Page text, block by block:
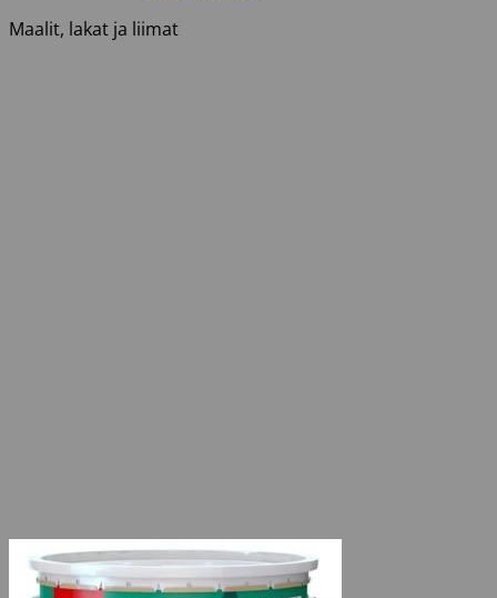
Maalit, lakat ja liimat